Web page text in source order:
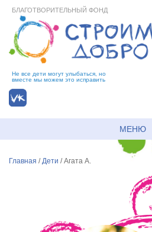
БЛАГОТВОРИТЕЛЬНЫЙ ФОНД
Не все дети могут улыбаться, но
вместе мы можем это исправить
МЕНЮ
Главная /Дети /Агата А.